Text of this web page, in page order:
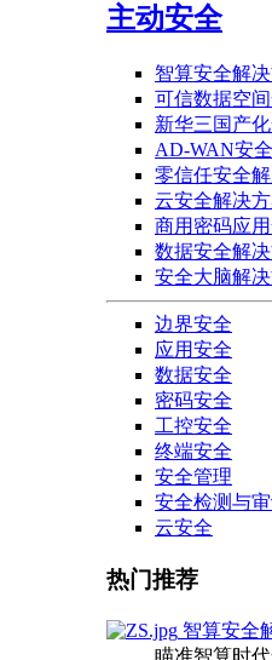
主动安全
智算安全解
可信数据空
新华三国产
AD-WAN安
零信任安全
云安全解决
商用密码应
数据安全解
安全大脑解
边界安全
应用安全
数据安全
密码安全
工控安全
终端安全
安全管理
安全检测与
云安全
热门推荐
智算安全
瞄准智算时